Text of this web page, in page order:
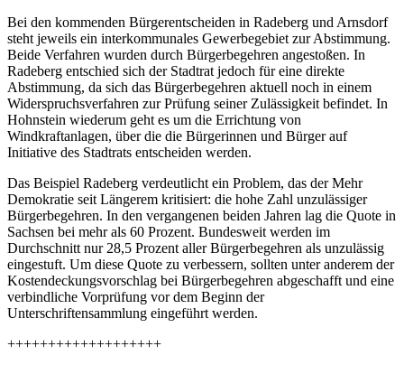
Bei den kommenden Bürgerentscheiden in Radeberg und Arnsdorf
steht jeweils ein interkommunales Gewerbegebiet zur Abstimmung.
Beide Verfahren wurden durch Bürgerbegehren angestoßen. In
Radeberg entschied sich der Stadtrat jedoch für eine direkte
Abstimmung, da sich das Bürgerbegehren aktuell noch in einem
Widerspruchsverfahren zur Prüfung seiner Zulässigkeit befindet. In
Hohnstein wiederum geht es um die Errichtung von
Windkraftanlagen, über die die Bürgerinnen und Bürger auf
Initiative des Stadtrats entscheiden werden.
Das Beispiel Radeberg verdeutlicht ein Problem, das der Mehr
Demokratie seit Längerem kritisiert: die hohe Zahl unzulässiger
Bürgerbegehren. In den vergangenen beiden Jahren lag die Quote in
Sachsen bei mehr als 60 Prozent. Bundesweit werden im
Durchschnitt nur 28,5 Prozent aller Bürgerbegehren als unzulässig
eingestuft. Um diese Quote zu verbessern, sollten unter anderem der
Kostendeckungsvorschlag bei Bürgerbegehren abgeschafft und eine
verbindliche Vorprüfung vor dem Beginn der
Unterschriftensammlung eingeführt werden.
+++++++++++++++++++